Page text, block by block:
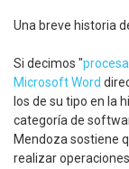
Una breve historia
Si decimos "
Microsoft Word
los de su tipo en la
categoría de
Mendoza sostiene
realizar